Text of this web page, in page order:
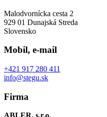
Malodvornícka cesta 2
929 01 Dunajská Streda
Slovensko
Mobil, e-mail
+421 917 280 411
info@stegu.sk
Firma